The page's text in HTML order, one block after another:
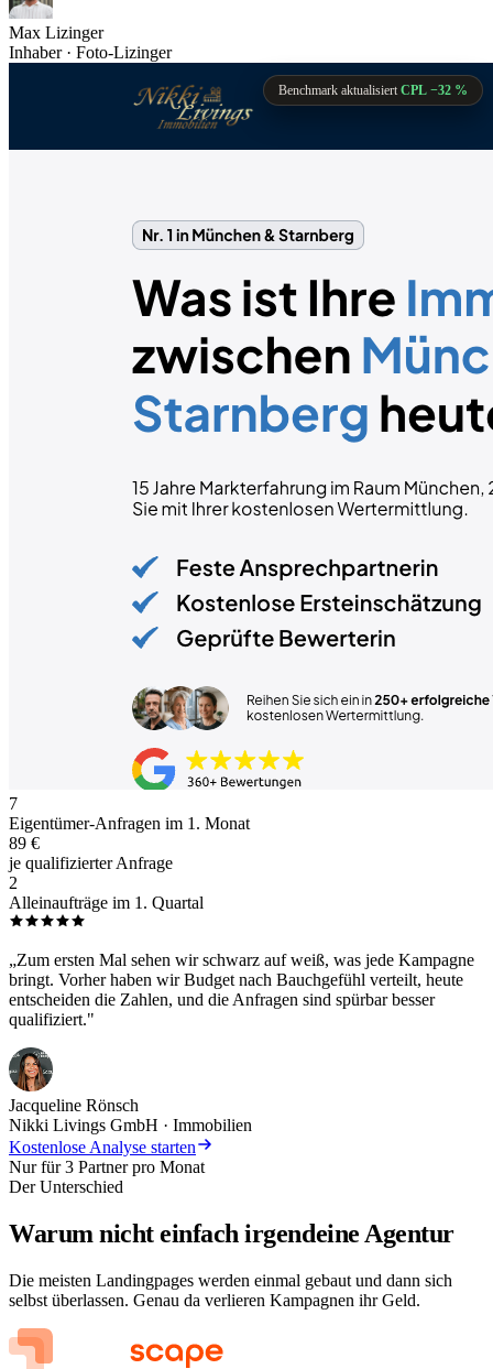
Benchmark aktualisiert CPL −32 %
Max Lizinger
Inhaber · Foto-Lizinger
7
Eigentümer-Anfragen im 1. Monat
89 €
je qualifizierter Anfrage
2
Alleinaufträge im 1. Quartal
„Zum ersten Mal sehen wir schwarz auf weiß, was jede Kampagne
bringt. Vorher haben wir Budget nach Bauchgefühl verteilt, heute
entscheiden die Zahlen, und die Anfragen sind spürbar besser
qualifiziert."
Jacqueline Rönsch
Nikki Livings GmbH · Immobilien
Kostenlose Analyse starten
Nur für 3 Partner pro Monat
Der Unterschied
Warum nicht einfachirgendeine Agentur
Die meisten Landingpages werden einmal gebaut und dann sich
selbst überlassen. Genau da verlieren Kampagnen ihr Geld.